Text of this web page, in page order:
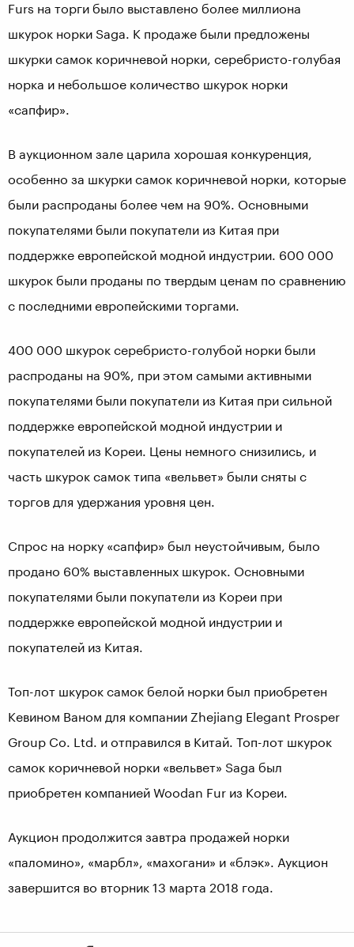
Furs на торги было выставлено более миллиона
шкурок норки Saga. К продаже были предложены
шкурки самок коричневой норки, серебристо-голубая
норка и небольшое количество шкурок норки
«сапфир».
В аукционном зале царила хорошая конкуренция,
особенно за шкурки самок коричневой норки, которые
были распроданы более чем на 90%. Основными
покупателями были покупатели из Китая при
поддержке европейской модной индустрии. 600 000
шкурок были проданы по твердым ценам по сравнению
с последними европейскими торгами.
400 000 шкурок серебристо-голубой норки были
распроданы на 90%, при этом самыми активными
покупателями были покупатели из Китая при сильной
поддержке европейской модной индустрии и
покупателей из Кореи. Цены немного снизились, и
часть шкурок самок типа «вельвет» были сняты с
торгов для удержания уровня цен.
Спрос на норку «сапфир» был неустойчивым, было
продано 60% выставленных шкурок. Основными
покупателями были покупатели из Кореи при
поддержке европейской модной индустрии и
покупателей из Китая.
Топ-лот шкурок самок белой норки был приобретен
Кевином Ваном для компании Zhejiang Elegant Prosper
Group Co. Ltd. и отправился в Китай. Топ-лот шкурок
самок коричневой норки «вельвет» Saga был
приобретен компанией Woodan Fur из Кореи.
Аукцион продолжится завтра продажей норки
«паломино», «марбл», «махогани» и «блэк». Аукцион
завершится во вторник 13 марта 2018 года.